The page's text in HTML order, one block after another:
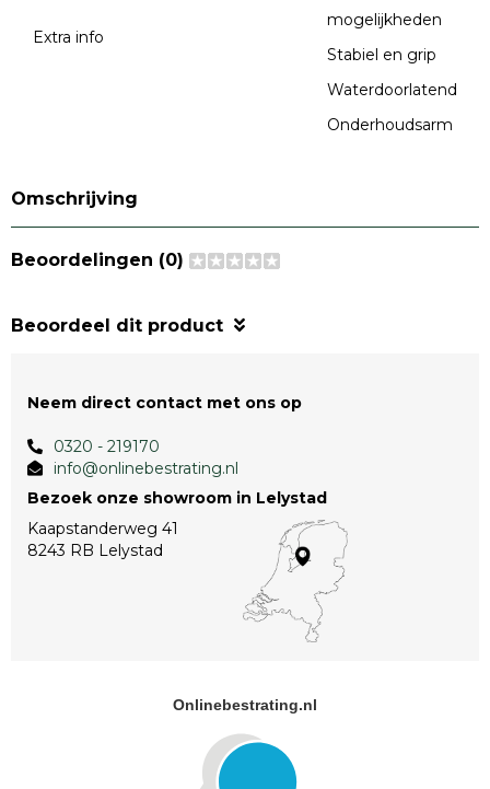
Extra info
mogelijkheden
Stabiel en grip
Waterdoorlatend
Onderhoudsarm
Omschrijving
Beoordelingen (0)
Beoordeel dit product
Neem direct contact met ons op
0320 - 219170
info@onlinebestrating.nl
Bezoek onze showroom in Lelystad
Kaapstanderweg 41
8243 RB Lelystad
Onlinebestrating.nl